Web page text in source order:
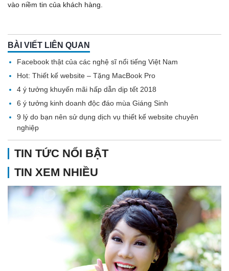
vào niềm tin của khách hàng.
BÀI VIẾT LIÊN QUAN
Facebook thật của các nghệ sĩ nổi tiếng Việt Nam
Hot: Thiết kế website – Tặng MacBook Pro
4 ý tưởng khuyến mãi hấp dẫn dịp tết 2018
6 ý tưởng kinh doanh độc đáo mùa Giáng Sinh
9 lý do bạn nên sử dụng dịch vụ thiết kế website chuyên
nghiệp
TIN TỨC NỔI BẬT
TIN XEM NHIỀU